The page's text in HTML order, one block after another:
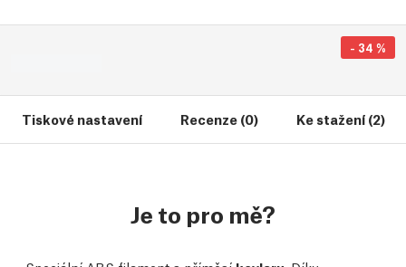
- 34 %
Tiskové nastavení Recenze (0) Ke stažení (2)
Je to pro mě?